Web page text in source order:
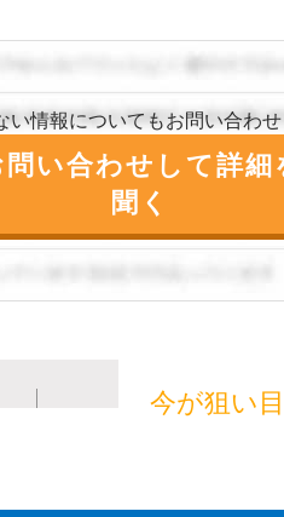
い情報についてもお問い合わせ
問い合わせして詳細
聞く
今が狙い目